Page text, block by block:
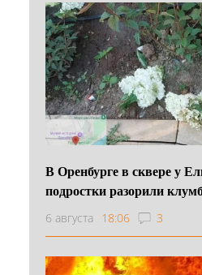
В Оренбурге в сквере у
подростки разорили
6 августа 18:06 3